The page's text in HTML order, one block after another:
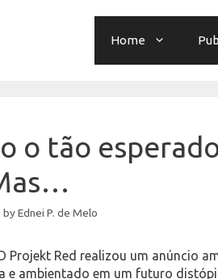
Home
o tão
byEdnei P. de Melo
Projekt Red realizou um anúncio
e ambientado em um futuro